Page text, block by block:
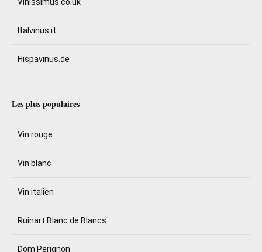
Italvinus.it
Hispavinus.de
Les plus populaires
Vin rouge
Vin blanc
Vin italien
Ruinart Blanc de Blancs
Dom Perignon